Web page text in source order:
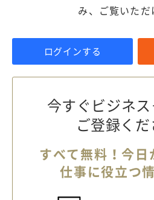
み、ご覧いただ
ログインする
今すぐビジネ
ご登録くだ
すべて無料！今日
仕事に役立つ